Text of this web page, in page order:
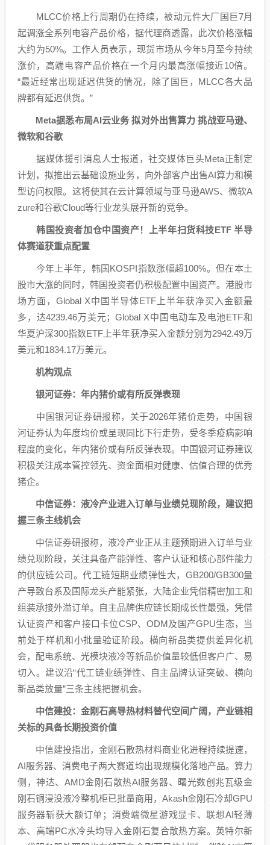
MLCC价格上行周期仍在持续，被动元件大厂国巨7月
起调涨全系列电容产品价格，据代理商透露，此次价格涨幅
大约为50%。工作人员表示，现货市场从今年5月至今持续
涨价，高端电容产品价格在一个月内最高涨幅接近10倍。
“最近经常出现延迟供货的情况，除了国巨， MLCC各大品
牌都有延迟供货。”
Meta据悉布局AI云业务 拟对外出售算力 挑战亚马逊、
微软和谷歌
据媒体援引消息人士报道，社交媒体巨头Meta正制定
计划，拟推出云基础设施业务，向外部客户出售AI算力和模
型访问权限。这将使其在云计算领域与亚马逊AWS、 微软A
zure和谷歌Cloud等行业龙头展开新的竞争。
韩国投资者加仓中国资产！上半年扫货科技ETF 半导
体赛道获重点配置
今年上半年，韩国KOSPI指数涨幅超100%。但在本土
股市大涨的同时，韩国投资者仍积极配置中国资产。港股市
场方面，Global X中国半导体ETF上半年获净买入金额最
多，达4239.46万美元；Global X中国电动车及 电池ETF和
华夏沪深300指数ETF上半年获净买入金额分别为2942.49万
美元和1834.17万美元。
机构观点
银河证券：年内猪价或有所反弹表现
中国银河证券研报称，关于2026年猪价走势， 中国银
河证券认为年度均价或呈现同比下行走势，受冬季疫病影响
程度的变化，年内猪价或有所反弹表现。 中国银河证券建议
积极关注成本管控领先、资金面相对健康、估值合理的优秀
猪企。
中信证券：液冷产业进入订单与业绩兑现阶段，建议把
握三条主线机会
中信证券研报称，液冷产业正从主题预期进入订单与业
绩兑现阶段，关注具备产能弹性、客户认证和核心部件能力
的供应链公司。代工链短期业绩弹性大，GB200/GB300量
产导致台系及国际龙头产能紧张，大陆企业凭借精密加工和
组装承接外溢订单。自主品牌供应链长期成长性最强，凭借
认证资产和客户接口卡位CSP、ODM及国产GPU生态，当
前处于样机和小批量验证阶段。横向新品类提供差异化机
会，配电系统、光模块液冷等新品价值量较低但客户广、易
切入。建议沿“代工链业绩弹性、自主品牌认证突破、横向
新品类放量”三条主线把握机会。
中信建投：金刚石高导热材料替代空间广阔，产业链相
关标的具备长期投资价值
中信建投指出，金刚石散热材料商业化进程持续提速，
AI服务器、消费电子两大赛道均出现规模化落地产品。算力
侧，神达、AMD金刚石散热AI服务器、 曙光数创 兆瓦级金
刚石铜浸没液冷整机柜已批量商用，Akash金刚石冷却GPU
服务器斩获大额订单；消费端微星游戏显卡、联想AI轻薄
本、高端PC水冷头均导入金刚石复合散热方案。 英特尔新